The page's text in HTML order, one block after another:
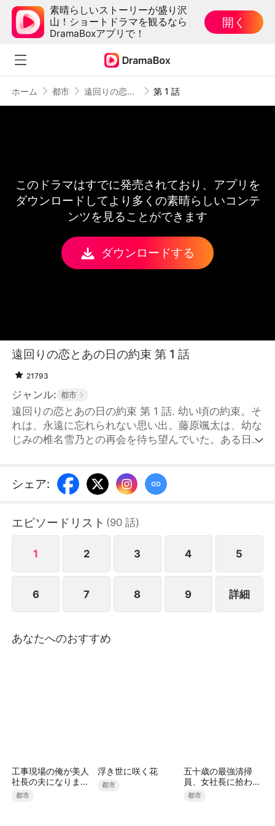
素晴らしいストーリーが盛り沢
山！ショートドラマを観るなら
DramaBoxアプリで！
開く
ホーム 都市 遠回りの恋とあの日の約束 第 1 話
このドラマはすでに発売されており、アプリを
ダウンロードしてより多くの素晴らしいコンテ
ンツを見ることができます
ダウンロードする
遠回りの恋とあの日の約束 第 1 話
21793
ジャンル: 都市
遠回りの恋とあの日の約束 第 1 話. 幼い頃の約束。そ
れは、永遠に忘れられない思い出。藤原颯太は、幼な
じみの椎名雪乃との再会を待ち望んでいた。ある日、
再会する。互いの才能と魅力に惹かれ合いながらも、
涼香の存在が二人の間を引き裂いていく。やがて涼香
を確かめ合った二人は、ついに運命の糸で結ばれる
——。
シェア:
エピソードリスト (90 話)
1 2 3 4 5
6 7 8 9 詳細
あなたへのおすすめ
工事現場の俺が美人
社長の夫になりまし
た
都市
浮き世に咲く花
都市
五十歳の最強清掃
員、女社長に拾われ
ました（吹き替え）
都市